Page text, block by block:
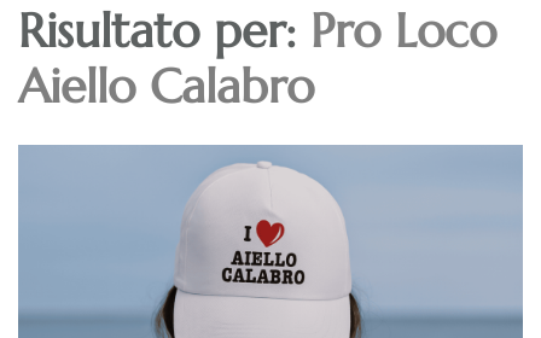
Risultato per: Pro Loco
Aiello Calabro